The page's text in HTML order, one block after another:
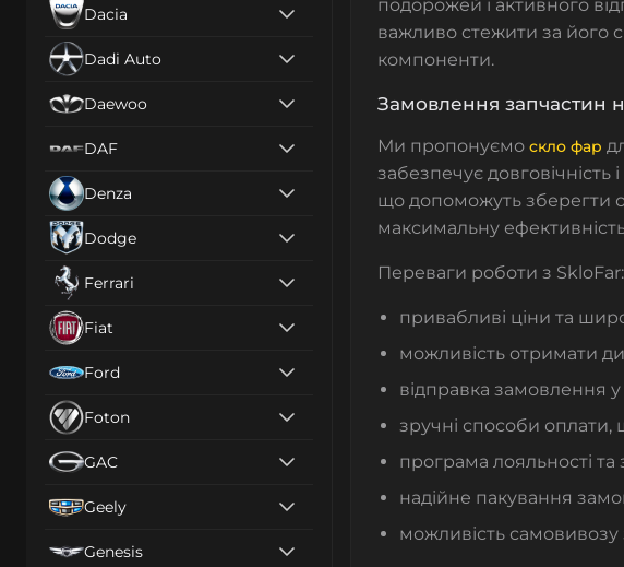
Dacia
Dadi Auto
Daewoo
DAF
Denza
Dodge
Ferrari
Fiat
Ford
Foton
GAC
Geely
Genesis
подорожей і активного
важливо стежити за його
компоненти.
Замовлення запчастин
Ми пропонуємо скло фар
забезпечує довговічність
що допоможуть зберегти
максимальну
Переваги роботи з SkloFar:
привабливі ціни та
можливість отримати
відправка замовлення
зручні способи оплати,
програма лояльності
надійне пакування
можливість самовивозу